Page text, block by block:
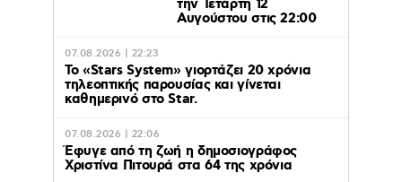
την Τετάρτη 12
Αυγούστου στις 22:00
07.08.2026 | 22:23
Το «Stars System» γιορτάζει 20 χρόνια
τηλεοπτικής παρουσίας και γίνεται
καθημερινό στο Star.
07.08.2026 | 22:06
Έφυγε από τη ζωή η δημοσιογράφος
Χριστίνα Πιτουρά στα 64 της χρόνια